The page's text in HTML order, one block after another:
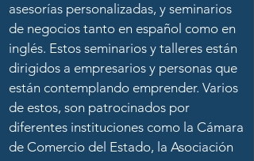
asesorías personalizadas, y seminarios
de negocios tanto en español como en
inglés. Estos seminarios y talleres están
dirigidos a empresarios y personas que
están contemplando emprender. Varios
de estos, son patrocinados por
diferentes instituciones como la Cámara
de Comercio del Estado, la Asociación